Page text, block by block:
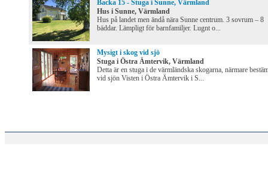
Backa 15 - Stuga i Sunne, Värmland
Hus i Sunne, Värmland
Hus på landet men ändå nära Sunne centrum. 3 sovrum – 8
bäddar. Lämpligt för barnfamiljer. Lugnt o...
Mysigt i skog vid sjö
Stuga i Östra Ämtervik, Värmland
Detta är en stuga i de värmländska skogarna, närmare
vid sjön Visten i Östra Ämtervik i S...